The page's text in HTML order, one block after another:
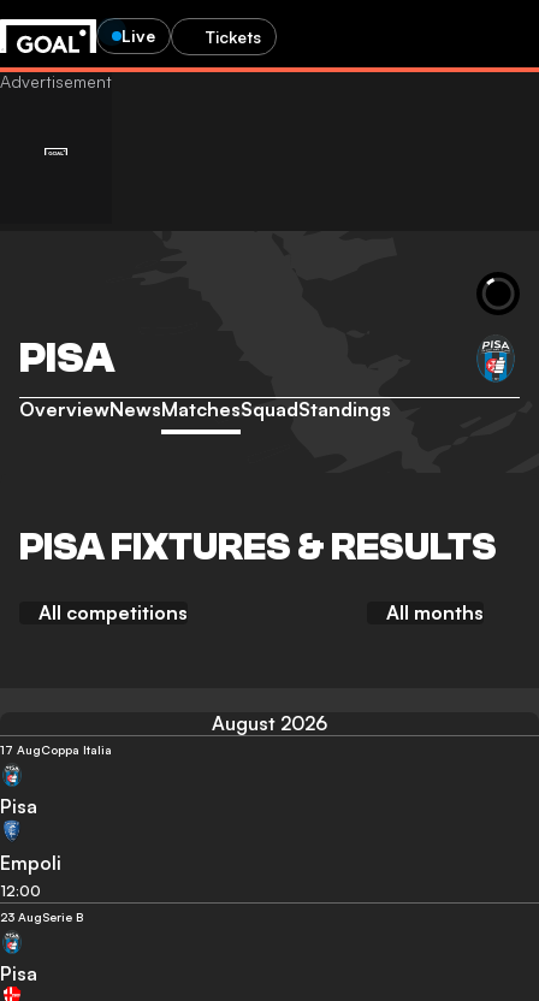
Live Tickets
PISA
OverviewNewsMatchesSquadStandings
PISA FIXTURES & RESULTS
All competitions All months
August 2026
17 AugCoppa Italia
Pisa
Empoli
12:00
23 AugSerie B
Pisa